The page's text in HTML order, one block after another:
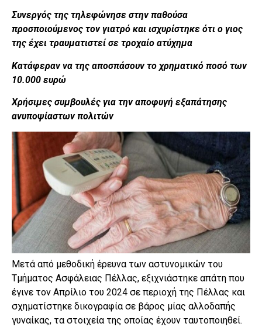
Συνεργός της τηλεφώνησε στην παθούσα
προσποιούμενος τον γιατρό και ισχυρίστηκε ότι ο γιος
της έχει τραυματιστεί σε τροχαίο ατύχημα
Κατάφεραν να της αποσπάσουν το χρηματικό ποσό των
10.000 ευρώ
Χρήσιμες συμβουλές για την αποφυγή εξαπάτησης
ανυποψίαστων πολιτών
Μετά από μεθοδική έρευνα των αστυνομικών του
Τμήματος Ασφάλειας Πέλλας, εξιχνιάστηκε απάτη που
έγινε τον Απρίλιο του 2024 σε περιοχή της Πέλλας και
σχηματίστηκε δικογραφία σε βάρος μίας αλλοδαπής
γυναίκας, τα στοιχεία της οποίας έχουν ταυτοποιηθεί.